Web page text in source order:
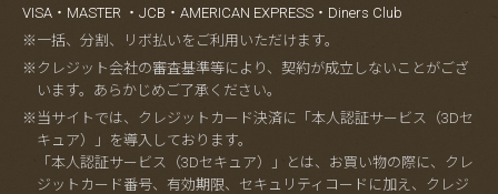
VISA・MASTER ・JCB・AMERICAN EXPRESS・Diners Club
※一括、分割、リボ払いをご利用いただけます。
※クレジット会社の審査基準等により、契約が成立しないことがござ
います。あらかじめご了承ください。
※当サイトでは、クレジットカード決済に「本人認証サービス（3Dセ
キュア）」を導入しております。
「本人認証サービス（3Dセキュア）」とは、お買い物の際に、クレ
ジットカード番号、有効期限、セキュリティコードに加え、クレジ